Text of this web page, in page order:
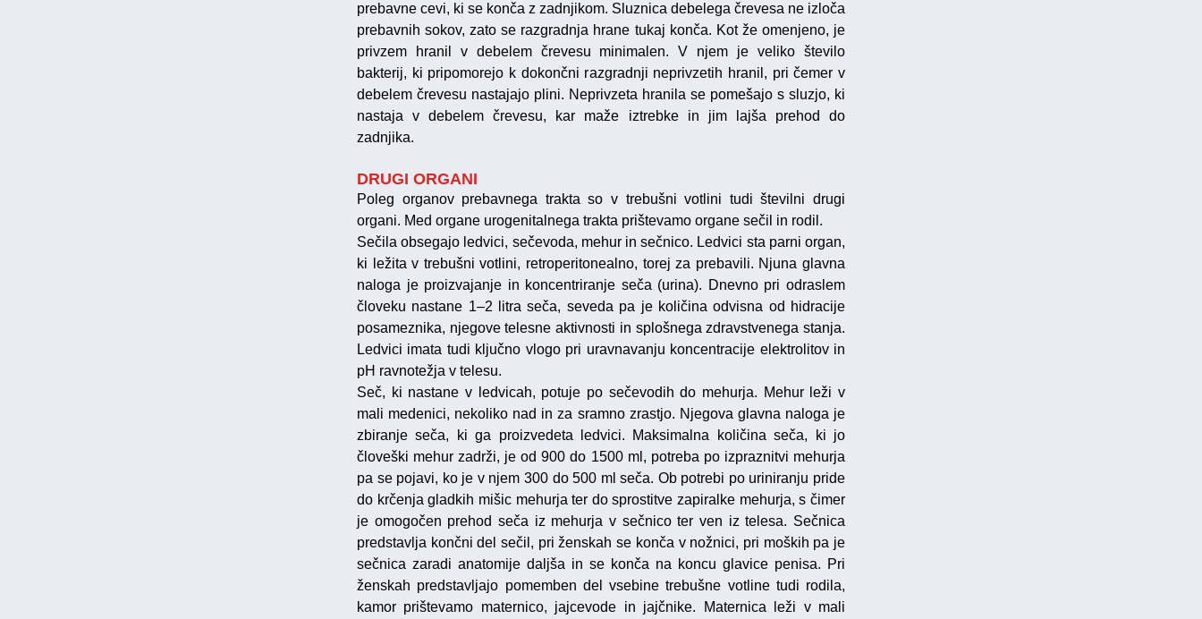
prebavne cevi, ki se konča z zadnjikom. Sluznica debelega črevesa ne izloča
prebavnih sokov, zato se razgradnja hrane tukaj konča. Kot že omenjeno, je
privzem hranil v debelem črevesu minimalen. V njem je veliko število
bakterij, ki pripomorejo k dokončni razgradnji neprivzetih hranil, pri čemer v
debelem črevesu nastajajo plini. Neprivzeta hranila se pomešajo s sluzjo, ki
nastaja v debelem črevesu, kar maže iztrebke in jim lajša prehod do
zadnjika.
DRUGI ORGANI
Poleg organov prebavnega trakta so v trebušni votlini tudi številni drugi
organi. Med organe urogenitalnega trakta prištevamo organe sečil in rodil.
Sečila obsegajo ledvici, sečevoda, mehur in sečnico. Ledvici sta parni organ,
ki ležita v trebušni votlini, retroperitonealno, torej za prebavili. Njuna glavna
naloga je proizvajanje in koncentriranje seča (urina). Dnevno pri odraslem
človeku nastane 1–2 litra seča, seveda pa je količina odvisna od hidracije
posameznika, njegove telesne aktivnosti in splošnega zdravstvenega stanja.
Ledvici imata tudi ključno vlogo pri uravnavanju koncentracije elektrolitov in
pH ravnotežja v telesu.
Seč, ki nastane v ledvicah, potuje po sečevodih do mehurja. Mehur leži v
mali medenici, nekoliko nad in za sramno zrastjo. Njegova glavna naloga je
zbiranje seča, ki ga proizvedeta ledvici. Maksimalna količina seča, ki jo
človeški mehur zadrži, je od 900 do 1500 ml, potreba po izpraznitvi mehurja
pa se pojavi, ko je v njem 300 do 500 ml seča. Ob potrebi po uriniranju pride
do krčenja gladkih mišic mehurja ter do sprostitve zapiralke mehurja, s čimer
je omogočen prehod seča iz mehurja v sečnico ter ven iz telesa. Sečnica
predstavlja končni del sečil, pri ženskah se konča v nožnici, pri moških pa je
sečnica zaradi anatomije daljša in se konča na koncu glavice penisa. Pri
ženskah predstavljajo pomemben del vsebine trebušne votline tudi rodila,
kamor prištevamo maternico, jajcevode in jajčnike. Maternica leži v mali